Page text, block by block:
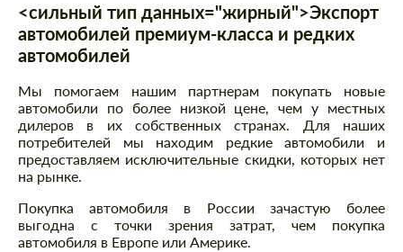
<сильный тип данных="жирный">Экспорт
автомобилей премиум-класса и редких
автомобилей
Мы помогаем нашим партнерам покупать новые
автомобили по более низкой цене, чем у местных
дилеров в их собственных странах. Для наших
потребителей мы находим редкие автомобили и
предоставляем исключительные скидки, которых нет
на рынке.
Покупка автомобиля в России зачастую более
выгодна с точки зрения затрат, чем покупка
автомобиля в Европе или Америке.